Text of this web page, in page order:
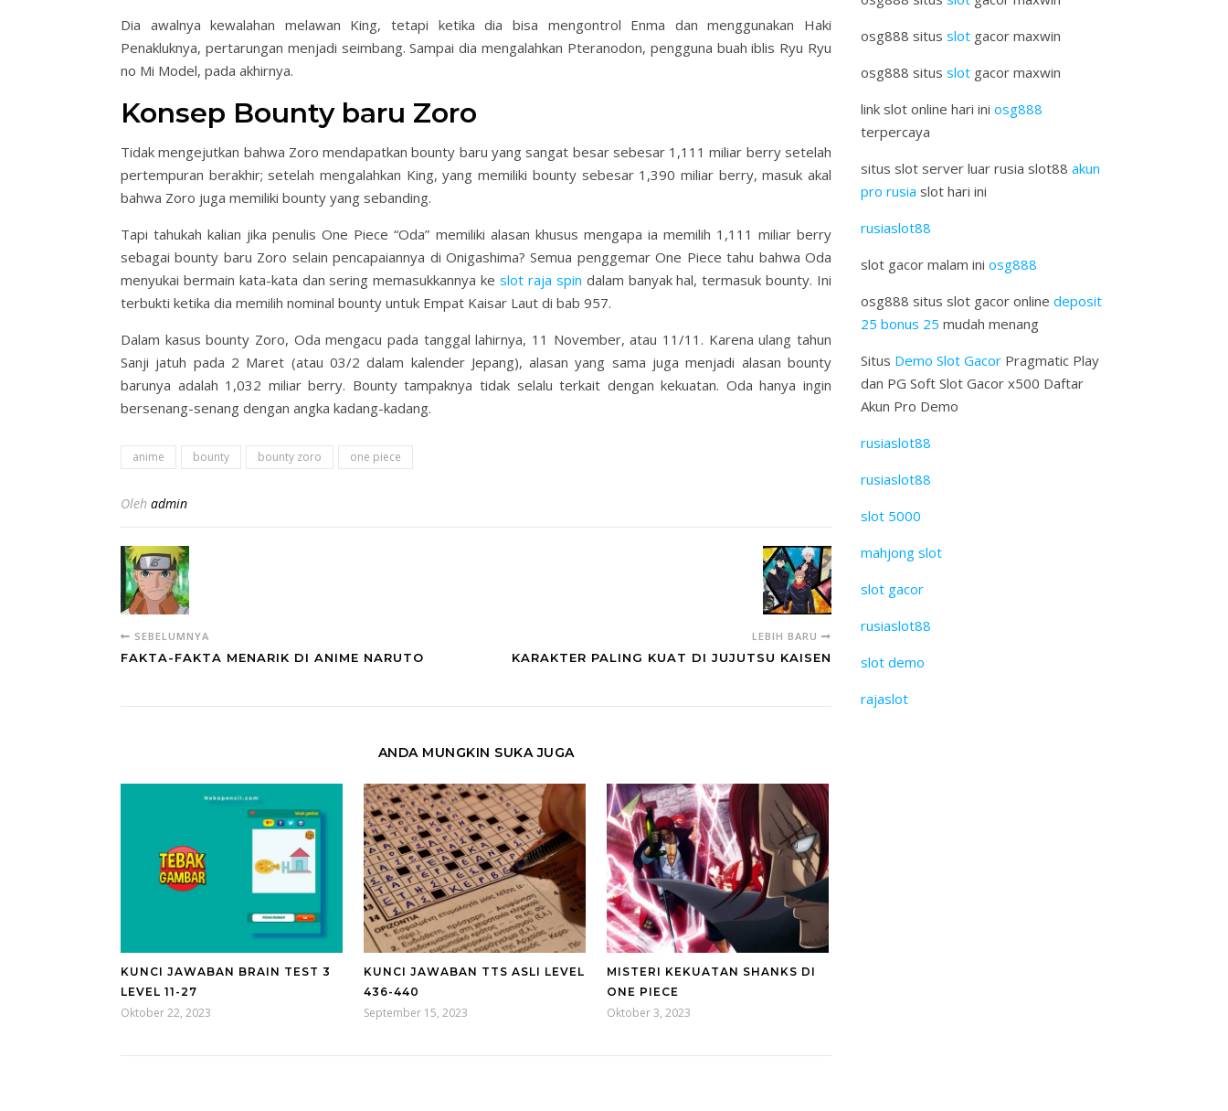
Dia awalnya kewalahan melawan King, tetapi ketika dia bisa mengontrol Enma dan menggunakan Haki
Penakluknya, pertarungan menjadi seimbang. Sampai dia mengalahkan Pteranodon, pengguna buah iblis Ryu Ryu
no Mi Model, pada akhirnya.
Konsep Bounty baru Zoro
Tidak mengejutkan bahwa Zoro mendapatkan bounty baru yang sangat besar sebesar 1,111 miliar berry setelah
pertempuran berakhir; setelah mengalahkan King, yang memiliki bounty sebesar 1,390 miliar berry, masuk akal
bahwa Zoro juga memiliki bounty yang sebanding.
Tapi tahukah kalian jika penulis One Piece “Oda” memiliki alasan khusus mengapa ia memilih 1,111 miliar berry
sebagai bounty baru Zoro selain pencapaiannya di Onigashima? Semua penggemar One Piece tahu bahwa Oda
menyukai bermain kata-kata dan sering memasukkannya keslot raja spin dalam banyak hal, termasuk bounty. Ini
terbukti ketika dia memilih nominal bounty untuk Empat Kaisar Laut di bab 957.
Dalam kasus bounty Zoro, Oda mengacu pada tanggal lahirnya, 11 November, atau 11/11. Karena ulang tahun
Sanji jatuh pada 2 Maret (atau 03/2 dalam kalender Jepang), alasan yang sama juga menjadi alasan bounty
barunya adalah 1,032 miliar berry. Bounty tampaknya tidak selalu terkait dengan kekuatan. Oda hanya ingin
bersenang-senang dengan angka kadang-kadang.
anime bounty bounty zoro one piece
Oleh admin
SEBELUMNYA
FAKTA-FAKTA MENARIK DI ANIME NARUTO
LEBIH BARU
KARAKTER PALING KUAT DI JUJUTSU KAISEN
ANDA MUNGKIN SUKA JUGA
KUNCI JAWABAN BRAIN TEST 3
LEVEL 11-27
Oktober 22, 2023
KUNCI JAWABAN TTS ASLI LEVEL
436-440
September 15, 2023
MISTERI KEKUATAN SHANKS DI
ONE PIECE
Oktober 3, 2023
osg888 situs slot gacor maxwin
osg888 situs slot gacor maxwin
link slot online hari ini osg888
terpercaya
situs slot server luar rusia slot88 akun
pro rusia slot hari ini
rusiaslot88
slot gacor malam ini osg888
osg888 situs slot gacor online deposit
25 bonus 25 mudah menang
Situs Demo Slot Gacor Pragmatic Play
dan PG Soft Slot Gacor x500 Daftar
Akun Pro Demo
rusiaslot88
rusiaslot88
slot 5000
mahjong slot
slot gacor
rusiaslot88
slot demo
rajaslot